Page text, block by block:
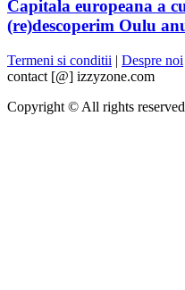
Capitala europeana a
(re)descoperim Oulu
Termeni si conditii | Despre noi
contact [@] izzyzone.com
Copyright © All rights